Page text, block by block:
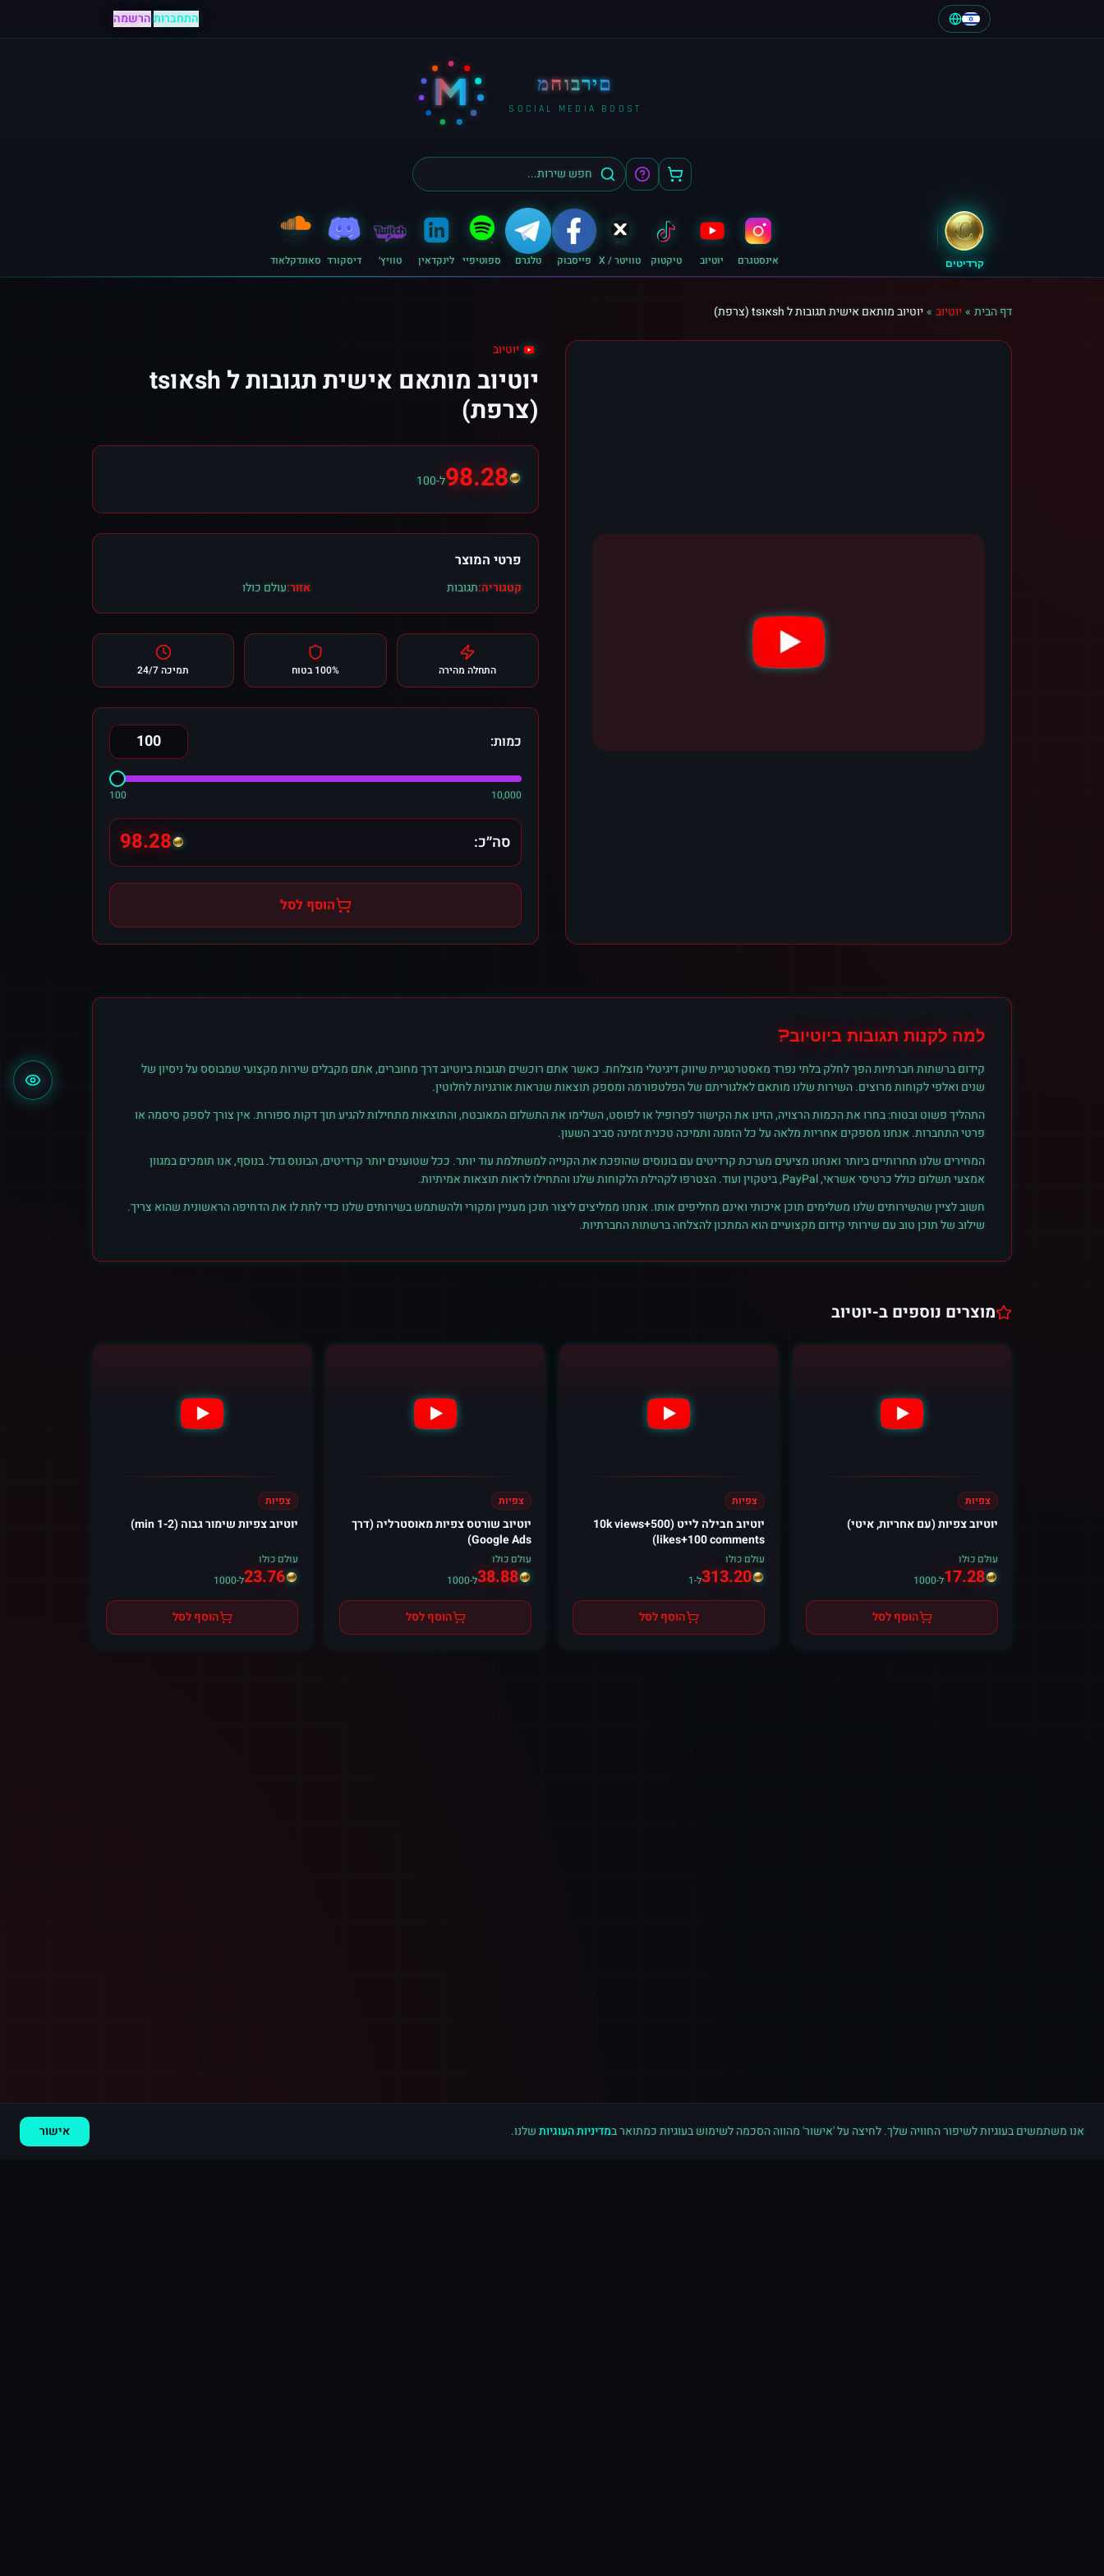
התחברות|הרשמה
M מחוברים
SOCIAL MEDIA BOOST
קרדיטים אינסטגרם יוטיוב טיקטוק טוויטר / X פייסבוק טלגרם ספוטיפיי לינקדאין טוויץ׳ דיסקורד סאונדקלאוד
דף הבית »יוטיוב »יוטיוב מותאם אישית תגובות ל shאוts (צרפת)
יוטיוב
יוטיוב מותאם אישית תגובות ל shאוts
(צרפת)
98.28ל-100
פרטי המוצר
קטגוריה:תגובות אזור:עולם כולו
התחלה מהירה 100% בטוח תמיכה 24/7
כמות:
100 10,000
סה״כ: 98.28
הוסף לסל
למה לקנות תגובות ביוטיוב?
קידום ברשתות חברתיות הפך לחלק בלתי נפרד מאסטרטגיית שיווק דיגיטלי מוצלחת. כאשר אתם רוכשים תגובותביוטיובדרך מחוברים, אתם מקבלים שירות מקצועי שמבוסס על ניסיון של
שנים ואלפי לקוחות מרוצים. השירות שלנו מותאם לאלגוריתם של הפלטפורמה ומספק תוצאות שנראות אורגניות לחלוטין.
התהליך פשוט ובטוח: בחרו את הכמות הרצויה, הזינו את הקישור לפרופיל או לפוסט, השלימו את התשלום המאובטח, והתוצאות מתחילות להגיע תוך דקות ספורות. אין צורך לספק סיסמה או
פרטי התחברות. אנחנו מספקים אחריות מלאה על כל הזמנה ותמיכה טכנית זמינה סביב השעון.
המחירים שלנו תחרותיים ביותר ואנחנו מציעים מערכת קרדיטים עם בונוסים שהופכת את הקנייה למשתלמת עוד יותר. ככל שטוענים יותר קרדיטים, הבונוס גדל. בנוסף, אנו תומכים במגוון
אמצעי תשלום כולל כרטיסי אשראי, PayPal, ביטקוין ועוד. הצטרפו לקהילת הלקוחות שלנו והתחילו לראות תוצאות אמיתיות.
חשוב לציין שהשירותים שלנו משלימים תוכן איכותי ואינם מחליפים אותו. אנחנו ממליצים ליצור תוכן מעניין ומקורי ולהשתמש בשירותים שלנו כדי לתת לו את הדחיפה הראשונית שהוא צריך.
שילוב של תוכן טוב עם שירותי קידום מקצועיים הוא המתכון להצלחה ברשתות החברתיות.
מוצרים נוספים ב-יוטיוב
צפיות
יוטיוב צפיות (עם אחריות, איטי)
עולם כולו
17.28ל-1000
הוסף לסל
צפיות
יוטיוב חבילה לייט (10k views+500
likes+100 comments)
עולם כולו
313.20ל-1
הוסף לסל
צפיות
יוטיוב שורטס צפיות מאוסטרליה (דרך
Google Ads)
עולם כולו
38.88ל-1000
הוסף לסל
צפיות
יוטיוב צפיות שימור גבוה (1-2 min)
עולם כולו
23.76ל-1000
הוסף לסל
ראשון לציון·20,000 לייקים
אנו משתמשים בעוגיות לשיפור החוויה שלך. לחיצה על 'אישור' מהווה הסכמה לשימוש בעוגיות כמתואר במדיניות העוגיותשלנו. אישור